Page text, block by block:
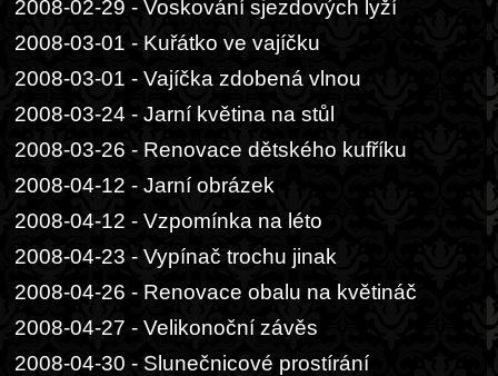
2008-02-29 - Voskování sjezdových lyží
2008-03-01 - Kuřátko ve vajíčku
2008-03-01 - Vajíčka zdobená vlnou
2008-03-24 - Jarní květina na stůl
2008-03-26 - Renovace dětského kufříku
2008-04-12 - Jarní obrázek
2008-04-12 - Vzpomínka na léto
2008-04-23 - Vypínač trochu jinak
2008-04-26 - Renovace obalu na květináč
2008-04-27 - Velikonoční závěs
2008-04-30 - Slunečnicové prostírání